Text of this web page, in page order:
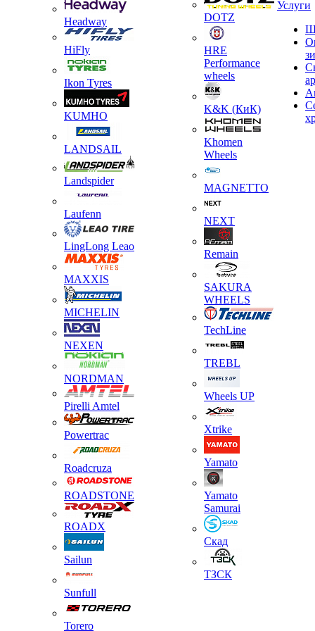
Headway
HiFly
Ikon Tyres
KUMHO
LANDSAIL
Landspider
Laufenn
LingLong Leao
MAXXIS
MICHELIN
NEXEN
NORDMAN
Pirelli Amtel
Powertrac
Roadcruza
ROADSTONE
ROADX
Sailun
Sunfull
Torero
DOTZ
HRE
Performance
wheels
K&K (КиК)
Khomen
Wheels
MAGNETTO
NEXT
Remain
SAKURA
WHEELS
TechLine
TREBL
Wheels UP
Xtrike
Yamato
Yamato
Samurai
Скад
ТЗСК
Услуги